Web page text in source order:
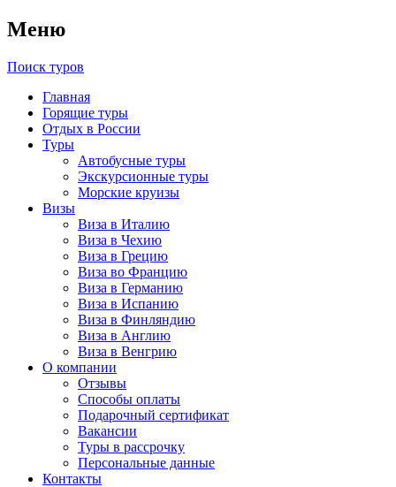
Меню
Поиск туров
Главная
Горящие туры
Отдых в России
Туры
Автобусные туры
Экскурсионные туры
Морские круизы
Визы
Виза в Италию
Виза в Чехию
Виза в Грецию
Виза во Францию
Виза в Германию
Виза в Испанию
Виза в Финляндию
Виза в Англию
Виза в Венгрию
О компании
Отзывы
Способы оплаты
Подарочный сертификат
Вакансии
Туры в рассрочку
Персональные данные
Контакты